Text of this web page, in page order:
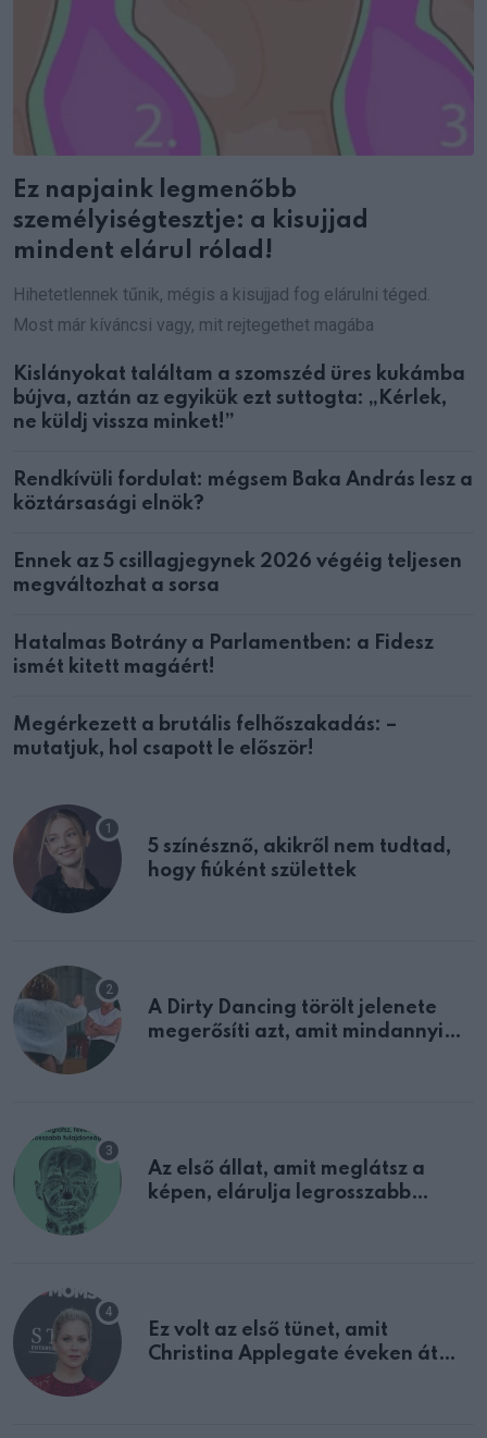
Ez napjaink legmenőbb
személyiségtesztje: a kisujjad
mindent elárul rólad!
Hihetetlennek tűnik, mégis a kisujjad fog elárulni téged.
Most már kíváncsi vagy, mit rejtegethet magába
Kislányokat találtam a szomszéd üres kukámba
bújva, aztán az egyikük ezt suttogta: „Kérlek,
ne küldj vissza minket!”
Rendkívüli fordulat: mégsem Baka András lesz a
köztársasági elnök?
Ennek az 5 csillagjegynek 2026 végéig teljesen
megváltozhat a sorsa
Hatalmas Botrány a Parlamentben: a Fidesz
ismét kitett magáért!
Megérkezett a brutális felhőszakadás: –
mutatjuk, hol csapott le először!
5 színésznő, akikről nem tudtad,
hogy fiúként születtek
A Dirty Dancing törölt jelenete
megerősíti azt, amit mindannyian
Az első állat, amit meglátsz a
képen, elárulja legrosszabb
Ez volt az első tünet, amit
Christina Applegate éveken át